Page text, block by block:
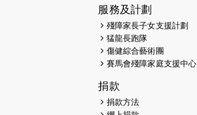
服務及計劃
殘障家長子女支援計劃
猛龍長跑隊
傷健綜合藝術團
賽馬會殘障家庭支援中心
捐款
捐款方法